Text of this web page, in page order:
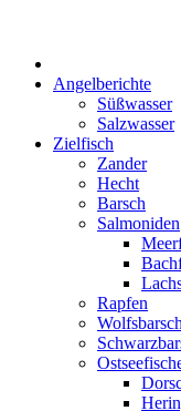
Angelberichte
Süßwasser
Salzwasser
Zielfisch
Zander
Hecht
Barsch
Salmoniden
Rapfen
Wolfsbarsch